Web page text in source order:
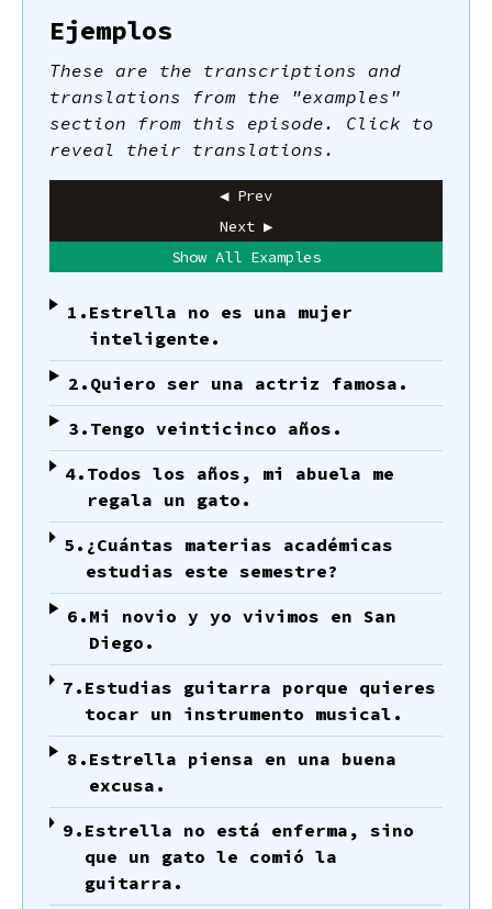
Ejemplos
These are the transcriptions and
translations from the "examples"
section from this episode. Click to
reveal their translations.
◀ Prev
Next ▶
Show All Examples
1. Estrella no es una mujer
inteligente.
2. Quiero ser una actriz famosa.
3. Tengo veinticinco años.
4. Todos los años, mi abuela me
regala un gato.
5. ¿Cuántas materias académicas
estudias este semestre?
6. Mi novio y yo vivimos en San
Diego.
7. Estudias guitarra porque quieres
tocar un instrumento musical.
8. Estrella piensa en una buena
excusa.
9. Estrella no está enferma, sino
que un gato le comió la
guitarra.